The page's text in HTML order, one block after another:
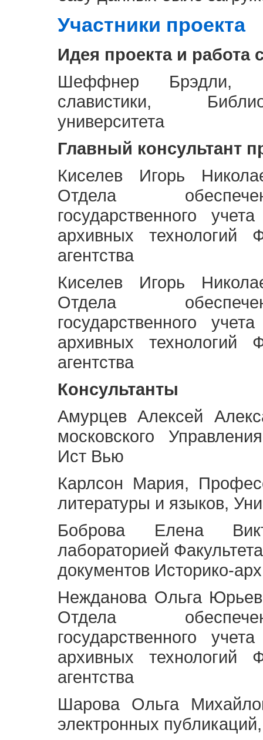
Участники проекта
Идея проекта и работа
Шеффнер Брэдли,
славистики,
университета
Главный консультант
Киселев Игорь
Отдела
государственного
архивных технологий
агентства
Киселев Игорь
Отдела
государственного
архивных технологий
агентства
Консультанты
Амурцев Алексей
московского
Ист Вью
Карлсон Мария,
литературы и языков,
Боброва Елена
лабораторией
документов Историко-
Нежданова Ольга
Отдела
государственного
архивных технологий
агентства
Шарова Ольга
электронных